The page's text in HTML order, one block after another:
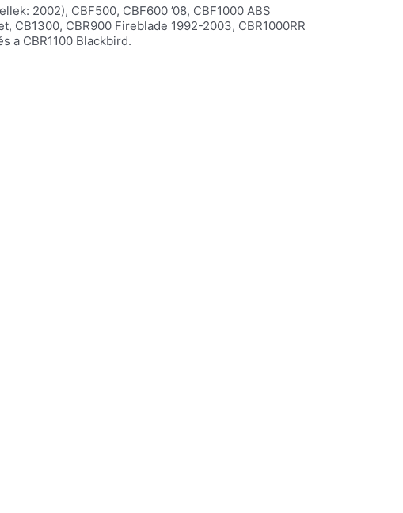
2002), CBF500, CBF600 ’08, CBF1000 ABS
CB1300, CBR900 Fireblade 1992-2003, CBR1000RR
a CBR1100 Blackbird.